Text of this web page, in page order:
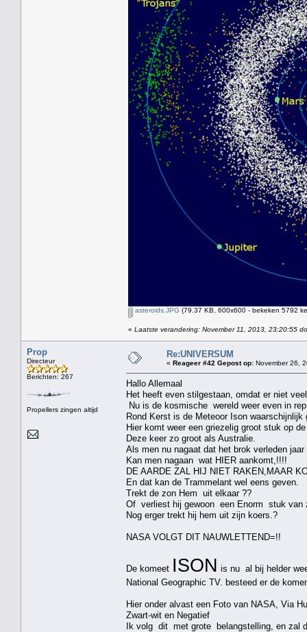
asteroids.JPG (79.37 KB, 600x600 - bekeken 5792
« Laatste verandering: November 11, 2013, 23:20:55
Prop
Directeur
Berichten: 267
Propellers zingen altijd
Re:UNIVERSUM
« Reageer #42 Gepost op: November 26,
Hallo Allemaal
Het heeft even stilgestaan, omdat er niet
Nu is de kosmische wereld weer even in
Rond Kerst is de Meteoor Ison waarschijnlijk
Hier komt weer een griezelig groot stuk op
Deze keer zo groot als Australie.
Als men nu nagaat dat het brok verleden
Kan men nagaan wat HIER aankomt,!!!!
DE AARDE ZAL HIJ NIET RAKEN,MAAR
En dat kan de Trammelant wel eens geven.
Trekt de zon Hem uit elkaar ??
Of verliest hij gewoon een Enorm stuk van
Nog erger trekt hij hem uit zijn koers.?
NASA VOLGT DIT NAUWLETTEND=!!
De komeet ISON is nu al bij helder
National Geographic TV. besteed er de
Hier onder alvast een Foto van NASA, Via
Zwart-wit en Negatief
Ik volg dit met grote belangstelling, en zal